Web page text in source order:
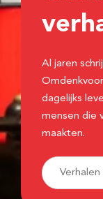
Al jaren
dagelijks
mensen die
maakten.